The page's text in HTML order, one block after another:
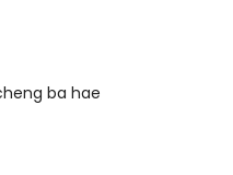
ba hae